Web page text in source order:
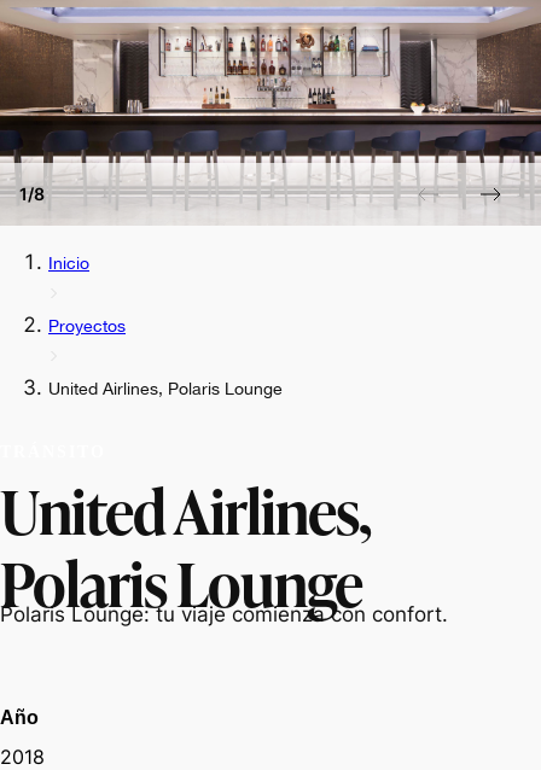
Inicio
Proyectos
United Airlines, Polaris Lounge
United Airlines,
Polaris Lounge
Polaris Lounge: tu viaje comienza con confort.
1/8
Año
2018